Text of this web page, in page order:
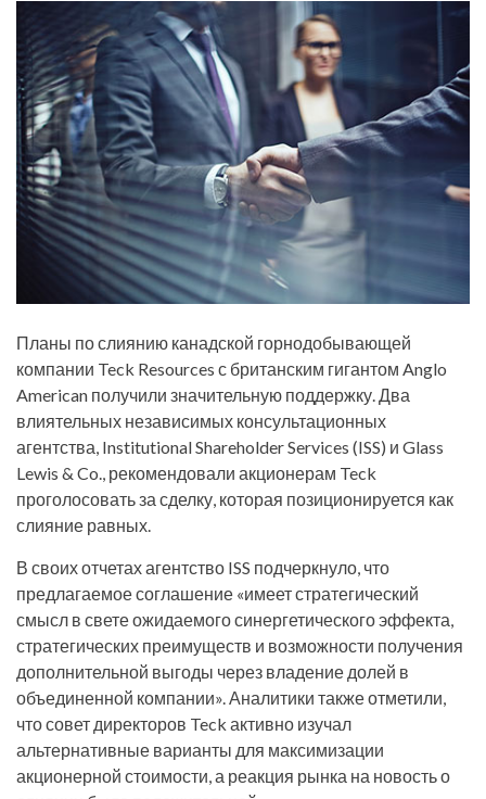
Планы по слиянию канадской горнодобывающей
компании Teck Resources с британским гигантом Anglo
American получили значительную поддержку. Два
влиятельных независимых консультационных
агентства, Institutional Shareholder Services (ISS) и Glass
Lewis & Co., рекомендовали акционерам Teck
проголосовать за сделку, которая позиционируется как
слияние равных.
В своих отчетах агентство ISS подчеркнуло, что
предлагаемое соглашение «имеет стратегический
смысл в свете ожидаемого синергетического эффекта,
стратегических преимуществ и возможности получения
дополнительной выгоды через владение долей в
объединенной компании». Аналитики также отметили,
что совет директоров Teck активно изучал
альтернативные варианты для максимизации
акционерной стоимости, а реакция рынка на новость о